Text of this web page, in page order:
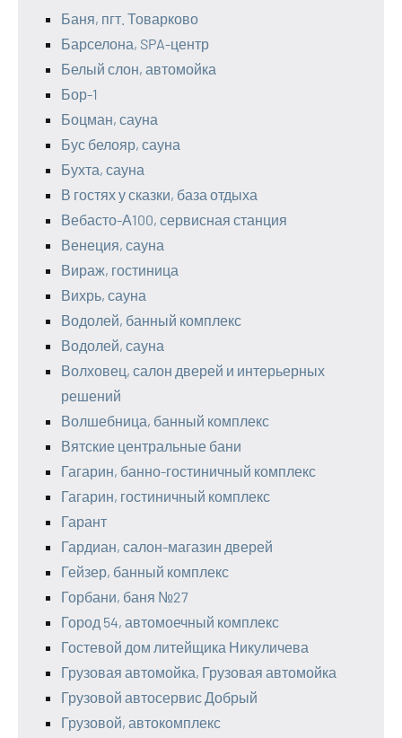
Баня, пгт. Товарково
Барселона, SPA-центр
Белый слон, автомойка
Бор-1
Боцман, сауна
Бус белояр, сауна
Бухта, сауна
В гостях у сказки, база отдыха
Вебасто-А100, сервисная станция
Венеция, сауна
Вираж, гостиница
Вихрь, сауна
Водолей, банный комплекс
Водолей, сауна
Волховец, салон дверей и интерьерных
решений
Волшебница, банный комплекс
Вятские центральные бани
Гагарин, банно-гостиничный комплекс
Гагарин, гостиничный комплекс
Гарант
Гардиан, салон-магазин дверей
Гейзер, банный комплекс
Горбани, баня №27
Город 54, автомоечный комплекс
Гостевой дом литейщика Никуличева
Грузовая автомойка, Грузовая автомойка
Грузовой автосервис Добрый
Грузовой, автокомплекс